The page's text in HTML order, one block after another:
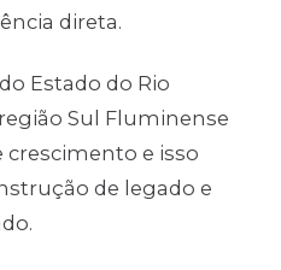
direta.
Estado do Rio
Sul Fluminense
e isso
de legado e